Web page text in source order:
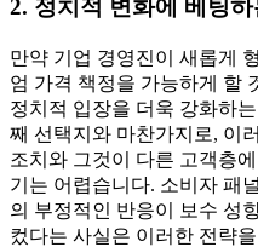
2. 정치적 변화에 베팅하
만약 기업 경영진이 새롭게
엄 가격 책정을 가능하게 할
정치적 입장을 더욱 강화하
째 선택지와 마찬가지로, 이
조치와 그것이 다른 고객층
기는 어렵습니다. 소비자 패
의 부정적인 반응이 보수 성
컸다는 사실은 이러한 전략